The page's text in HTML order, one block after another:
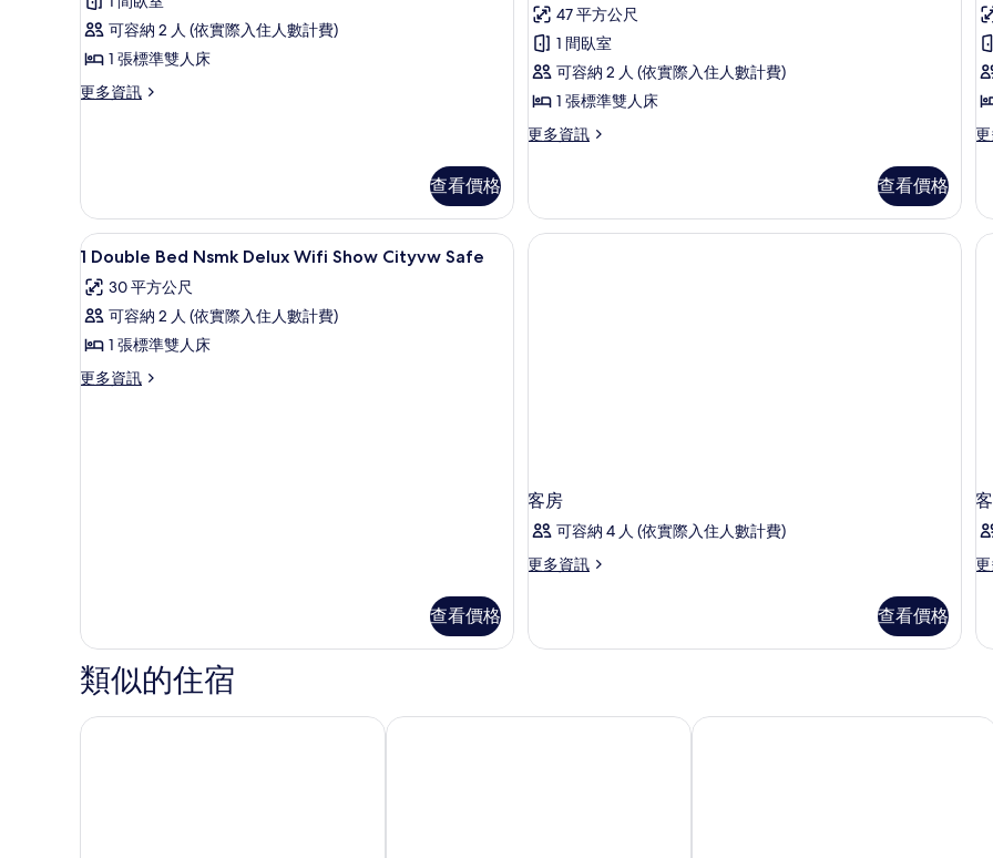
觀
(Shower
Only)
片
吸
煙
城
市
景
詳
池
景
觀
(Shower
Only)
有
相
吸
煙
房,
泳
池
觀
詳
情
房,
泳
池
景
觀
房,
1
標
床,
城
市
景
觀,
邊
可容納 2 人 (依實際入住人數計費)
1 張標準雙人床
更多資訊
更
1
張
標
雙
人
城
市
景
查看價格
張
標
準
雙
人
吸
煙
的
所
有
評
論)
47 平方公尺
1 間臥室
可容納 2 人 (依實際入住人數計費)
1 張標準雙人床
更多資訊
更
1
張
標
觀
(Living
Room;Shower
Only)
的
查看價格
非
更
客
房,
1
市
景
觀
情
顯
示
1
Double
Bed
Nsmk
片
迷你吧、書桌、筆電工作空間、床單
9
1 Double Bed Nsmk Delux Wifi Show Cityvw Safe
30 平方公尺
可容納 2 人 (依實際入住人數計費)
1 張標準雙人床
更多資訊
更
情
查看價格
客房
可容納 4 人 (依實際入住人數計費)
更多資訊
更
的
查看價格
更
的
類似的住宿
芭達雅 Grande Centre Point 飯店 芭達雅萊茲海德別墅渡假村 芭達雅 J 靈感飯店